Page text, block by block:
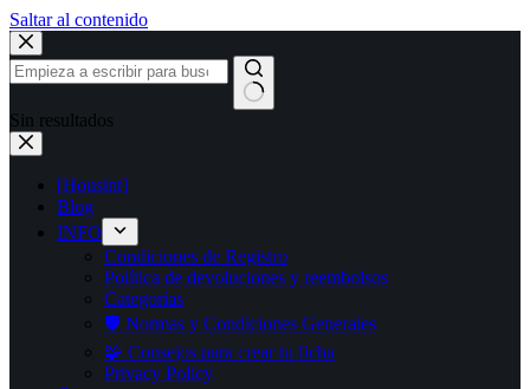
Saltar al contenido
Sin resultados
[Housint]
Blog
INFO
Condiciones de Registro
Política de devoluciones y reembolsos
Categorías
🛡️ Normas y Condiciones Generales
🧩 Consejos para crear tu ficha
Privacy Policy